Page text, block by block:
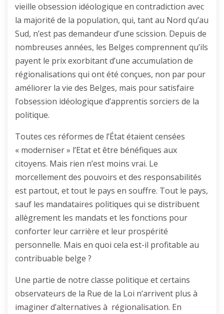
vieille obsession idéologique en contradiction avec
la majorité de la population, qui, tant au Nord qu’au
Sud, n’est pas demandeur d’une scission. Depuis de
nombreuses années, les Belges comprennent qu’ils
payent le prix exorbitant d’une accumulation de
régionalisations qui ont été conçues, non par pour
améliorer la vie des Belges, mais pour satisfaire
l’obsession idéologique d’apprentis sorciers de la
politique.
Toutes ces réformes de l’État étaient censées
« moderniser » l’Etat et être bénéfiques aux
citoyens. Mais rien n’est moins vrai. Le
morcellement des pouvoirs et des responsabilités
est partout, et tout le pays en souffre. Tout le pays,
sauf les mandataires politiques qui se distribuent
allègrement les mandats et les fonctions pour
conforter leur carrière et leur prospérité
personnelle. Mais en quoi cela est-il profitable au
contribuable belge ?
Une partie de notre classe politique et certains
observateurs de la Rue de la Loi n’arrivent plus à
imaginer d’alternatives à régionalisation. En